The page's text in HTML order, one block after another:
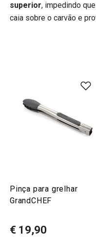
superior, impedindo
caia sobre o carvão e
Pinça para grelhar
GrandCHEF
€ 19,90